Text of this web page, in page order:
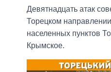
Девятнадцать атак
Торецком
населенных пунктов
Крымское.